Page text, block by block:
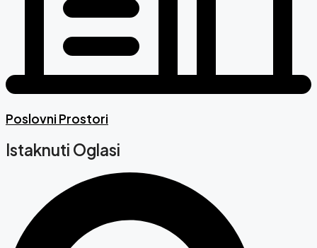
Poslovni Prostori
Istaknuti Oglasi